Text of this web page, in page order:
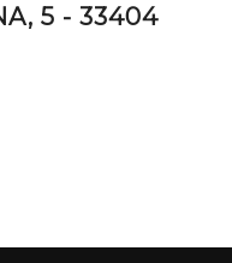
5 - 33404